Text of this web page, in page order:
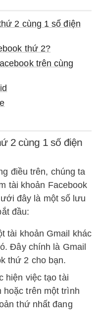
2 cùng 1 số điện
thứ 2?
trên cùng
2 cùng 1 số điện
điều trên, chúng ta
tài khoản Facebook
đây là một số lưu
đầu:
tài khoản Gmail khác
Đây chính là Gmail
thứ 2 cho bạn.
hiện việc tạo tài
hoặc trên một trình
thứ nhất đang